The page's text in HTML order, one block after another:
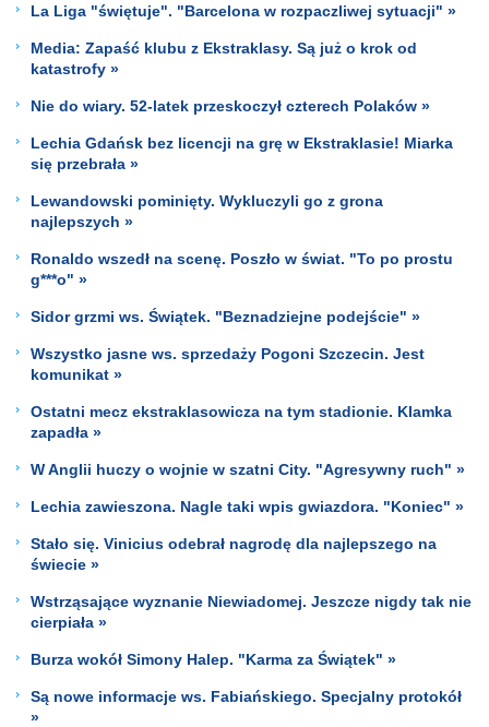
La Liga "świętuje". "Barcelona w rozpaczliwej sytuacji" »
Media: Zapaść klubu z Ekstraklasy. Są już o krok od
katastrofy »
Nie do wiary. 52-latek przeskoczył czterech Polaków »
Lechia Gdańsk bez licencji na grę w Ekstraklasie! Miarka
się przebrała »
Lewandowski pominięty. Wykluczyli go z grona
najlepszych »
Ronaldo wszedł na scenę. Poszło w świat. "To po prostu
g***o" »
Sidor grzmi ws. Świątek. "Beznadziejne podejście" »
Wszystko jasne ws. sprzedaży Pogoni Szczecin. Jest
komunikat »
Ostatni mecz ekstraklasowicza na tym stadionie. Klamka
zapadła »
W Anglii huczy o wojnie w szatni City. "Agresywny ruch" »
Lechia zawieszona. Nagle taki wpis gwiazdora. "Koniec" »
Stało się. Vinicius odebrał nagrodę dla najlepszego na
świecie »
Wstrząsające wyznanie Niewiadomej. Jeszcze nigdy tak nie
cierpiała »
Burza wokół Simony Halep. "Karma za Świątek" »
Są nowe informacje ws. Fabiańskiego. Specjalny protokół
»